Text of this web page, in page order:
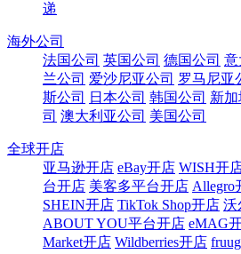
递
海外公司
法国公司 英国公司 德国公司 意
兰公司 爱沙尼亚公司 罗马尼亚
斯公司
日本公司 韩国公司 新加
司 澳大利亚公司 美国公司
全球开店
亚马逊开店 eBay开店 WISH开
台开店 美客多平台开店 Allegro
SHEIN开店 TikTok Shop开店 沃
ABOUT YOU平台开店 eMAG
Market开店 Wildberries开店